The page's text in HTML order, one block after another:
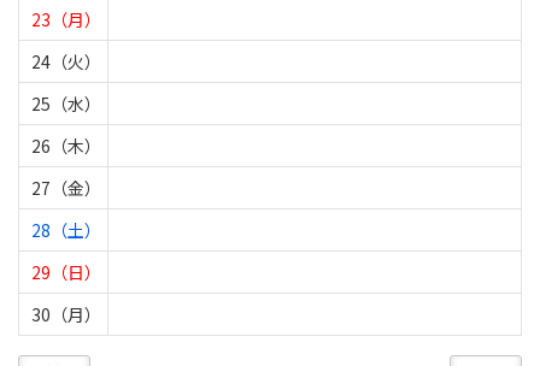
23（月）
24（火）
25（水）
26（木）
27（金）
28（土）
29（日）
30（月）